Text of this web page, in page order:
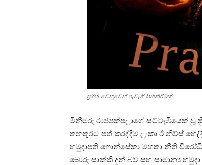
ප්‍රගීත් වෙනුවෙන් පැවැති සිහිකිරීමක්
මීනීමරු රාජපක්ෂලාගේ සට්ටැඹියෙක් වූ
තනතුරට පත් කරද්දීම ලංකා ඊ නිව්ස්
හමුදාපති ෆොන්සේකා මහතා නීති
බොරු සාක්කි දුන් බව සහ සාමාන්‍ය